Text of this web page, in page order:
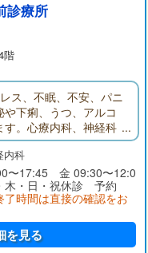
診療所
階
ス、不眠、不安、パニ
下痢、うつ、アルコ
。心療内科、神経科
いけだハートクリニ
の写真、地図、診療
らせ、などがご覧に
内科
〜17:45 金 09:30〜12:0
・日・祝休診 予約
了時間は直接の確認をお
を見る